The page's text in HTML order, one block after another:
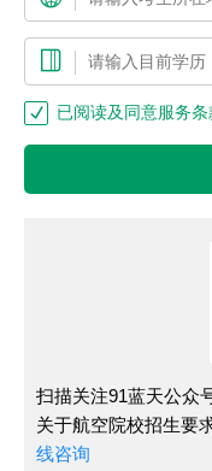
已阅读及同意服务条
扫描关注91蓝天公众
关于航空院校招生要
线咨询